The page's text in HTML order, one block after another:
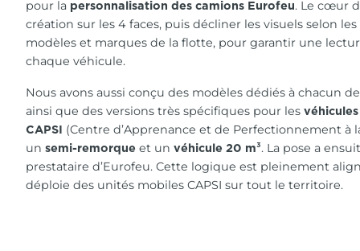
pour la personnalisation des camions Eurofeu. Le cœur
création sur les 4 faces, puis décliner les visuels selon
modèles et marques de la flotte, pour garantir une
chaque véhicule.
Nous avons aussi conçu des modèles dédiés à chacun
ainsi que des versions très spécifiques pour les
CAPSI
(Centre d’Apprenance et de Perfectionnement à
un semi-remorque et un véhicule 20 m³. La pose a
prestataire d’Eurofeu. Cette logique est pleinement
déploie des unités mobiles CAPSI sur tout le territoire.